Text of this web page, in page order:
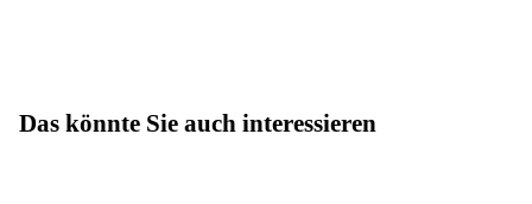
Das könnte Sie auch interessieren